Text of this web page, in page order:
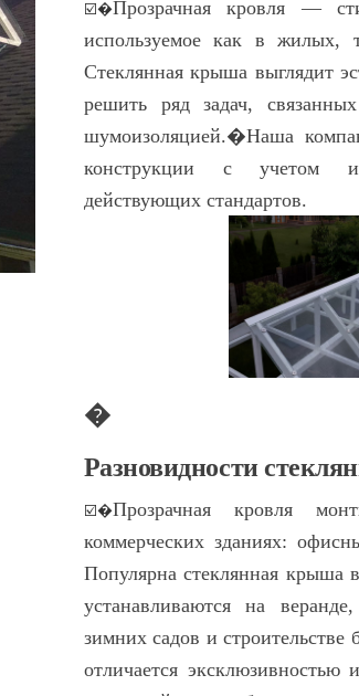
☑️�Прозрачная кровля —
используемое как в
Стеклянная крыша выглядит
решить ряд задач,
шумоизоляцией.�Наша
конструкции с учетом
действующих стандартов.
�
Разновидности
☑️�Прозрачная кровля
коммерческих зданиях:
Популярна стеклянная крыша
устанавливаются на
зимних садов и
отличается эксклюзивностью